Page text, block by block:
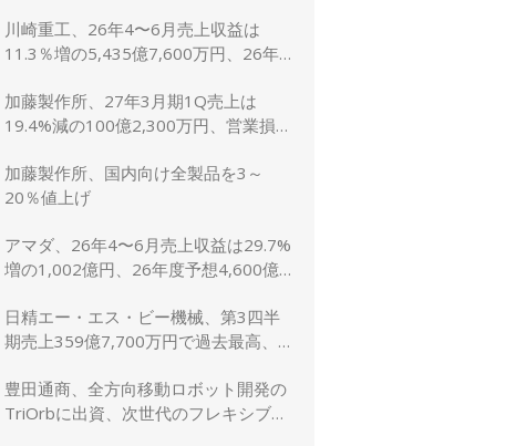
川崎重工、26年4〜6月売上収益は
11.3％増の5,435億7,600万円、26年
方修正
加藤製作所、27年3月期1Q売上は
19.4%減の100億2,300万円、営業損失
加藤製作所、国内向け全製品を3～
20％値上げ
アマダ、26年4〜6月売上収益は29.7%
増の1,002億円、26年度予想4,600億
日精エー・エス・ビー機械、第3四半
期売上359億7,700万円で過去最高、
豊田通商、全方向移動ロボット開発の
TriOrbに出資、次世代のフレキシブル